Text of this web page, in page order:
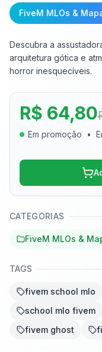
FiveM MLOs &
Descubra a
arquitetura gótica e
horror inesquecíveis.
R$ 64,80
Em promoção •
CATEGORIAS
FiveM MLOs &
TAGS
fivem school mlo
school mlo fivem
fivem ghost